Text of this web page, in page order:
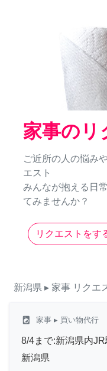
家事のリ
ご近所の人の悩み
エスト
みんなが抱える日
てみませんか？
リクエストをす
新潟県 ▸ 家事 リクエ
local_laundry_service 家事 ▸ 買い物代行
8/4まで:新潟県内
新潟県